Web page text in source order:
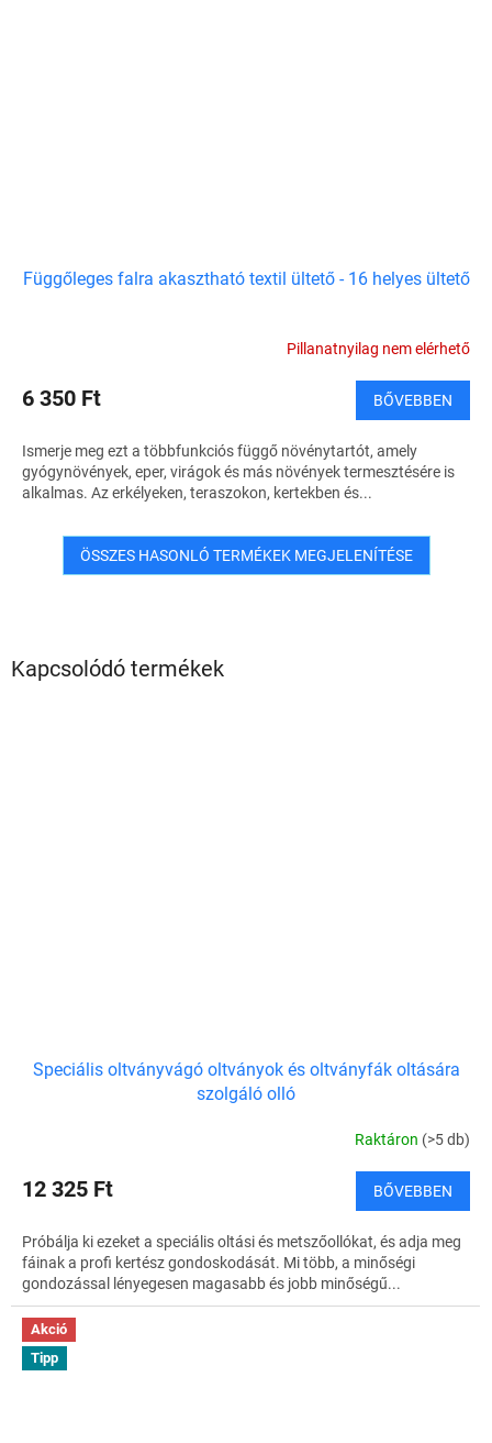
Kapcsolódó termékek
Speciális oltványvágó oltványok és oltványfák oltására
szolgáló olló
Raktáron (>5 db)
12 325 Ft BŐVEBBEN
Próbálja ki ezeket a speciális oltási és metszőollókat, és adja meg
fáinak a profi kertész gondoskodását. Mi több, a minőségi
gondozással lényegesen magasabb és jobb minőségű...
Akció
Tipp
Függőleges falra akasztható textil ültető - 16 helyes ültető
Pillanatnyilag nem elérhető
6 350 Ft BŐVEBBEN
Ismerje meg ezt a többfunkciós függő növénytartót, amely
gyógynövények, eper, virágok és más növények termesztésére is
alkalmas. Az erkélyeken, teraszokon, kertekben és...
ÖSSZES HASONLÓ TERMÉKEK MEGJELENÍTÉSE